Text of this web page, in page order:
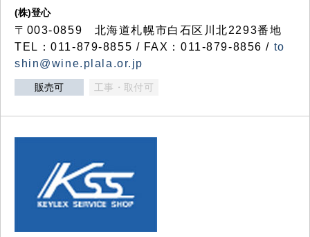
(株)登心
〒003-0859 北海道札幌市白石区川北2293番地
TEL：011-879-8855 / FAX：011-879-8856 / to
shin@wine.plala.or.jp
販売可 工事・取付可